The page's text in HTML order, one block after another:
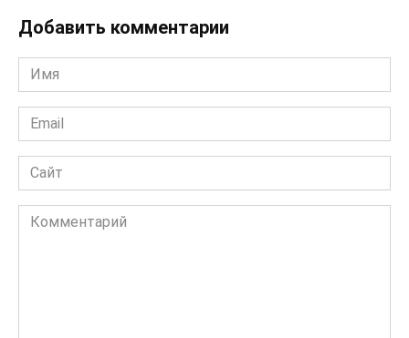
Добавить комментарии
Имя
*
Email
*
Сайт
Комментарий